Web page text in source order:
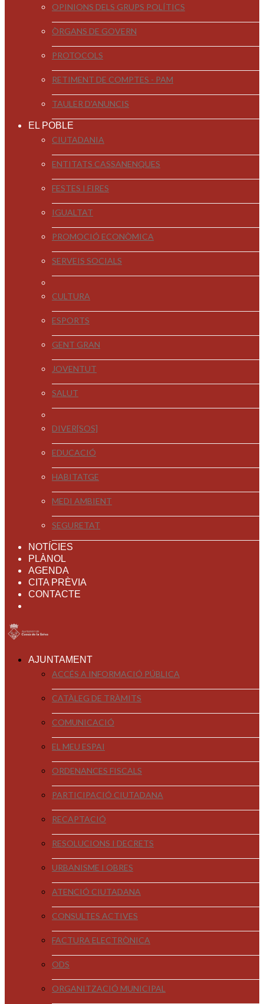
OPINIONS DELS GRUPS POLÍTICS
ÒRGANS DE GOVERN
PROTOCOLS
RETIMENT DE COMPTES - PAM
TAULER D'ANUNCIS
EL POBLE
CIUTADANIA
ENTITATS CASSANENQUES
FESTES I FIRES
IGUALTAT
PROMOCIÓ ECONÒMICA
SERVEIS SOCIALS
CULTURA
ESPORTS
GENT GRAN
JOVENTUT
SALUT
DIVER[SOS]
EDUCACIÓ
HABITATGE
MEDI AMBIENT
SEGURETAT
NOTÍCIES
PLÀNOL
AGENDA
CITA PRÈVIA
CONTACTE
AJUNTAMENT
ACCÉS A INFORMACIÓ PÚBLICA
CATÀLEG DE TRÀMITS
COMUNICACIÓ
EL MEU ESPAI
ORDENANCES FISCALS
PARTICIPACIÓ CIUTADANA
RECAPTACIÓ
RESOLUCIONS I DECRETS
URBANISME I OBRES
ATENCIÓ CIUTADANA
CONSULTES ACTIVES
FACTURA ELECTRÒNICA
ODS
ORGANITZACIÓ MUNICIPAL